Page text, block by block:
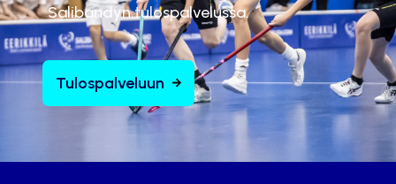
Salibandyn tulospalvelussa.
Tulospalveluun